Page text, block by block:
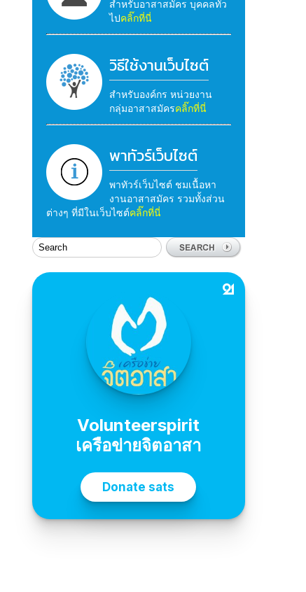
สำหรับอาสาสมัคร บุคคลทั่ว
ไปคลิ๊กที่นี่
วิธีใช้งานเว็บไซต์
สำหรับองค์กร หน่วยงาน
กลุ่มอาสาสมัครคลิ๊กที่นี่
พาทัวร์เว็บไซต์
พาทัวร์เว็บไซต์ ชมเนื้อหา
งานอาสาสมัคร รวมทั้งส่วน
ต่างๆ ที่มีในเว็บไซต์คลิ๊กที่นี่